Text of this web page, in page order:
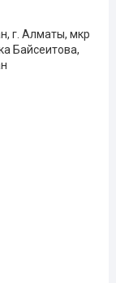
г. Алматы, мкр
Байсеитова,